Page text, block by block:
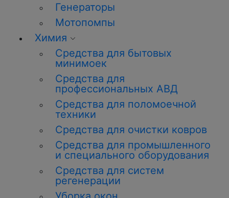
Генераторы
Мотопомпы
Химия
Средства для бытовых
минимоек
Средства для
профессиональных АВД
Средства для поломоечной
техники
Средства для очистки ковров
Средства для промышленного
и специального оборудования
Средства для систем
регенерации